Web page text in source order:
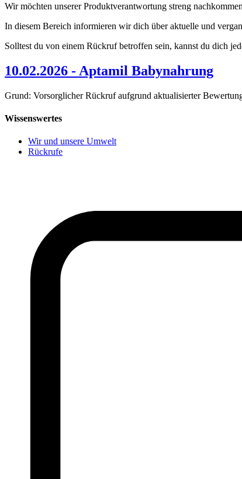
Wir möchten unserer Produktverantwortung streng
In diesem Bereich informieren wir dich über aktuelle und
Solltest du von einem Rückruf betroffen sein, kannst du dich
10.02.2026 - Aptamil Babynahrung
Grund: Vorsorglicher Rückruf aufgrund aktualisierter
Wissenswertes
Wir und unsere Umwelt
Rückrufe